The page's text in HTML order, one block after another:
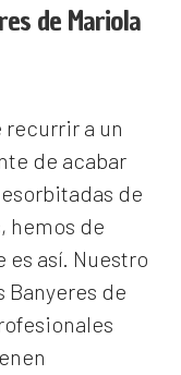
de Mariola
recurrir a un
de acabar
de
hemos de
así. Nuestro
Banyeres de